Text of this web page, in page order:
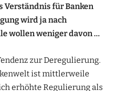
Verständnis für Banken
wird ja nach
wollen weniger davon …
zur Deregulierung.
ist mittlerweile
erhöhte Regulierung als